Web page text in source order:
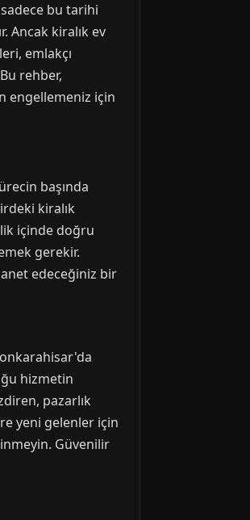
bu tarihi
Ancak kiralık ev
emlakçı
rehber,
engellemeniz için
başında
kiralık
içinde doğru
gerekir.
edeceğiniz bir
hizmetin
pazarlık
yeni gelenler için
Güvenilir